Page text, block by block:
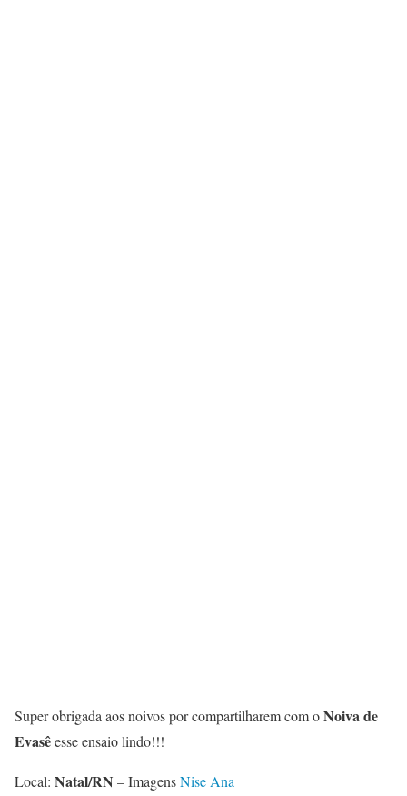
Super obrigada aos noivos por compartilharem com oNoiva de
Evasêesse ensaio lindo!!!
Local: Natal/RN – ImagensNise Ana